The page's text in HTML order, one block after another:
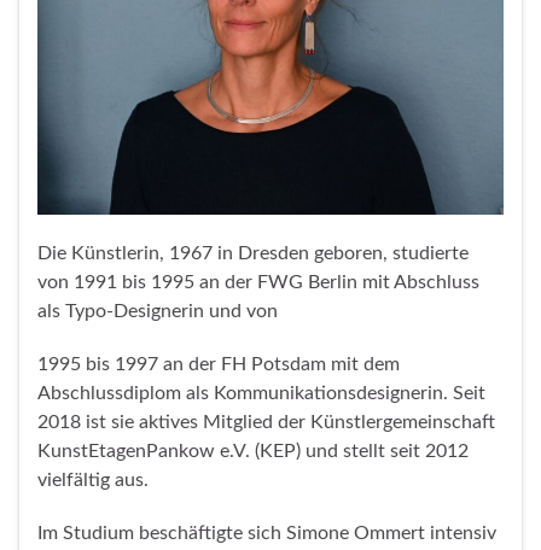
Die Künstlerin, 1967 in Dresden geboren, studierte
von 1991 bis 1995 an der FWG Berlin mit Abschluss
als Typo-Designerin und von
1995 bis 1997 an der FH Potsdam mit dem
Abschlussdiplom als Kommunikationsdesignerin. Seit
2018 ist sie aktives Mitglied der Künstlergemeinschaft
KunstEtagenPankow e.V. (KEP) und stellt seit 2012
vielfältig aus.
Im Studium beschäftigte sich Simone Ommert intensiv